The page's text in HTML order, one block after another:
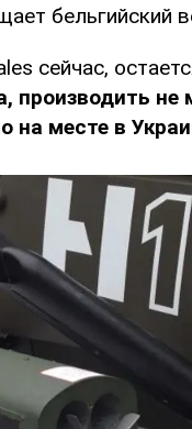
бельгийский
сейчас,
производить не
на месте в